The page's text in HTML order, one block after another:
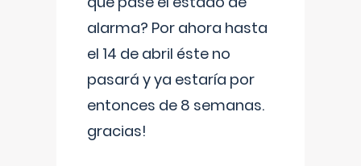
alarma? Por ahora hasta
el 14 de abril éste no
pasará y ya estaría por
entonces de 8 semanas.
gracias!